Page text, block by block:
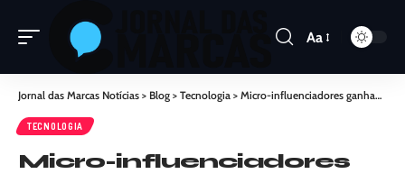
Aa
Jornal das Marcas Notícias > Blog > Tecnologia > Micro-influenciadores ganham força e transformam campanhas de grandes marcas
TECNOLOGIA
Micro-influenciadores